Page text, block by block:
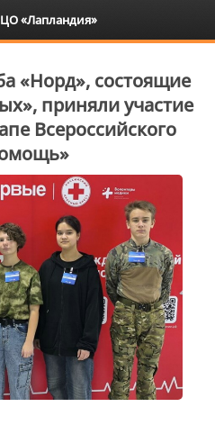
«Норд», состоящие
приняли участие
Всероссийского
«Лапландия»